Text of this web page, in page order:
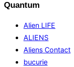
Quantum
Alien LIFE
ALIENS
Aliens Contact
bucurie